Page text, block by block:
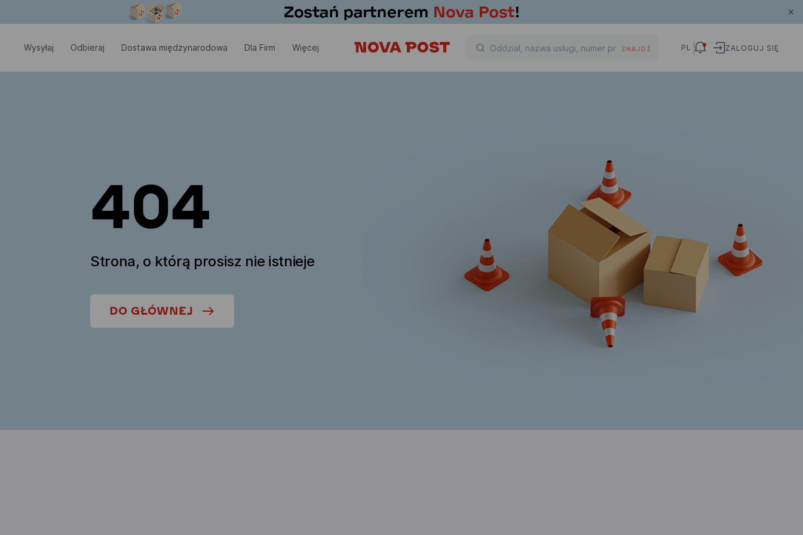
Wysyłaj Odbieraj Dostawa międzynarodowa Dla Firm Więcej ZNAJDŹ PL ZALOGUJ SIĘ
404
Strona, o którą prosisz nie istnieje
DO GŁÓWNEJ
Okno modalne zostało otwarte